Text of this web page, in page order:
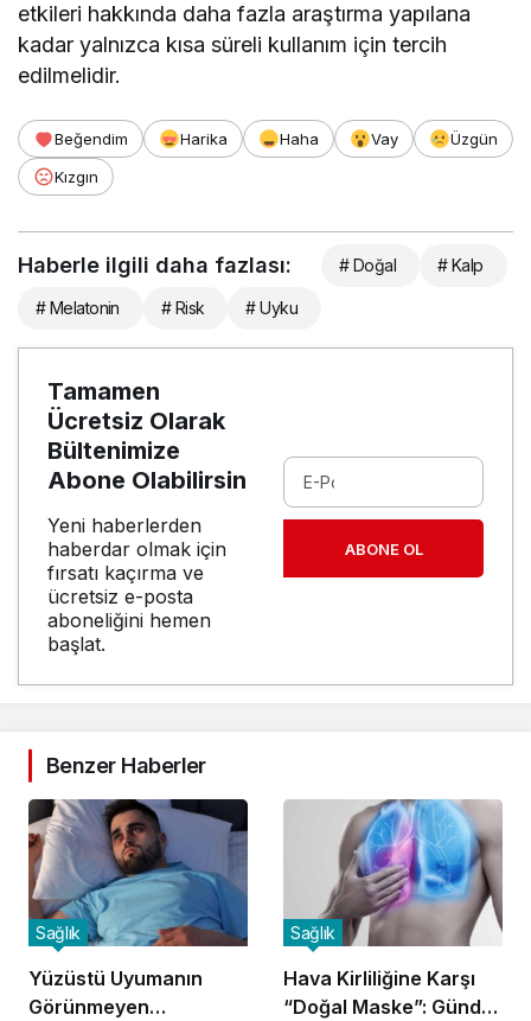
etkileri hakkında daha fazla araştırma yapılana
kadar yalnızca kısa süreli kullanım için tercih
edilmelidir.
Beğendim Harika Haha Vay
Üzgün
Kızgın
Haberle ilgili daha fazlası: # Doğal # Kalp
# Melatonin # Risk # Uyku
Tamamen
Ücretsiz Olarak
Bültenimize
Abone Olabilirsin
Yeni haberlerden
haberdar olmak için
fırsatı kaçırma ve
ücretsiz e-posta
aboneliğini hemen
başlat.
ABONE OL
Benzer Haberler
Yüzüstü Uyumanın
Görünmeyen
Sağlık
Hava Kirliliğine Karşı
“Doğal Maske”: Günde
Sağlık